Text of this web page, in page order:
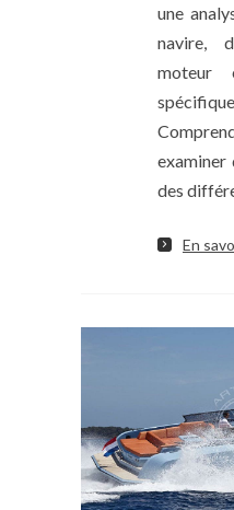
une
navire,
moteur
examiner
des
En